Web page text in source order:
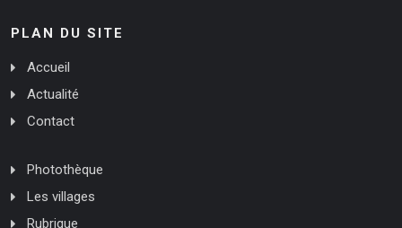
PLAN DU SITE
Accueil
Actualité
Contact
Photothèque
Les villages
Rubrique